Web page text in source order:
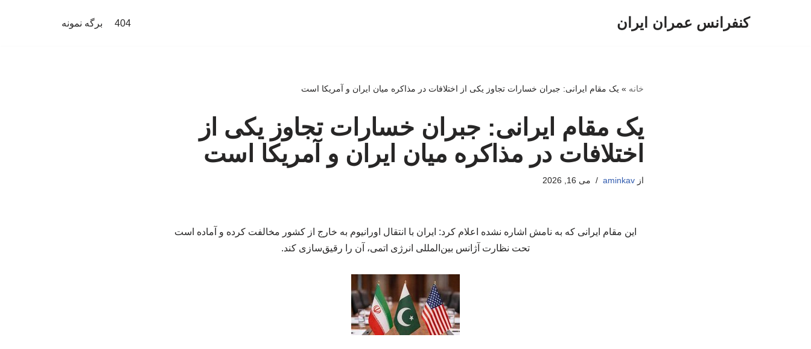
کنفرانس عمران ایران 404 برگه نمونه
خانه » یک مقام ایرانی: جبران خسارات تجاوز یکی از اختلافات در مذاکره میان ایران و آمریکا است
یک مقام ایرانی: جبران خسارات تجاوز یکی از
اختلافات در مذاکره میان ایران و آمریکا است
ازaminkav می 16, 2026
این مقام ایرانی که به نامش اشاره نشده اعلام کرد: ایران با انتقال اورانیوم به خارج از کشور مخالفت کرده و آماده است
تحت نظارت آژانس بین‌المللی انرژی اتمی، آن را رقیق‌سازی کند.